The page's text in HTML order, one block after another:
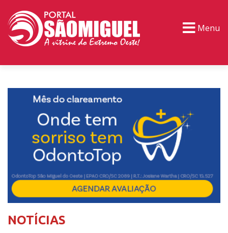
Menu
NOTÍCIAS